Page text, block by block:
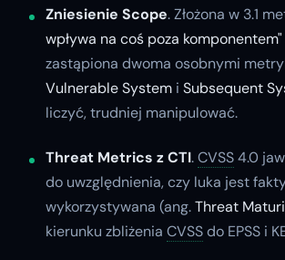
Zniesienie Scope. Złożona w 3.1
wpływa na coś poza komponentem"
zastąpiona dwoma osobnymi
Vulnerable System i Subsequent
liczyć, trudniej manipulować.
Threat Metrics z CTI.CVSS4.0
do uwzględnienia, czy luka jest
wykorzystywana (ang.Threat
kierunku zbliżenia CVSSdo EPSS i